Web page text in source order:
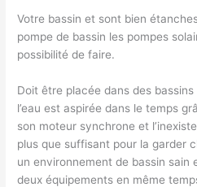
Votre bassin et sont bien
pompe de bassin les pompes
possibilité de faire.
Doit être placée dans des
l’eau est aspirée dans le temps
son moteur synchrone et
plus que suffisant pour la garder
un environnement de bassin sain
deux équipements en même